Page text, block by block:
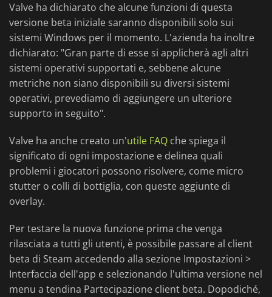
Valve ha dichiarato che alcune funzioni di questa
versione beta iniziale saranno disponibili solo sui
sistemi Windows per il momento. L'azienda ha inoltre
dichiarato: "Gran parte di esse si applicherà agli altri
sistemi operativi supportati e, sebbene alcune
metriche non siano disponibili su diversi sistemi
operativi, prevediamo di aggiungere un ulteriore
supporto in seguito".
Valve ha anche creato un'utile FAQ che spiega il
significato di ogni impostazione e delinea quali
problemi i giocatori possono risolvere, come micro
stutter o colli di bottiglia, con queste aggiunte di
overlay.
Per testare la nuova funzione prima che venga
rilasciata a tutti gli utenti, è possibile passare al client
beta di Steam accedendo alla sezione Impostazioni >
Interfaccia dell'app e selezionando l'ultima versione nel
menu a tendina Partecipazione client beta. Dopodiché,